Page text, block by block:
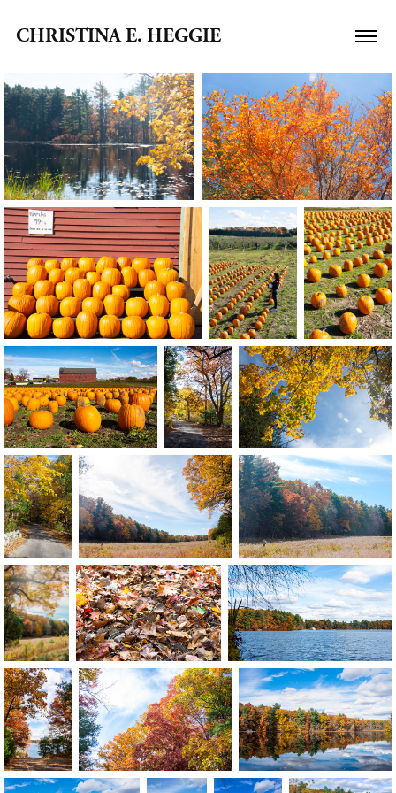
CHRISTINA E. HEGGIE